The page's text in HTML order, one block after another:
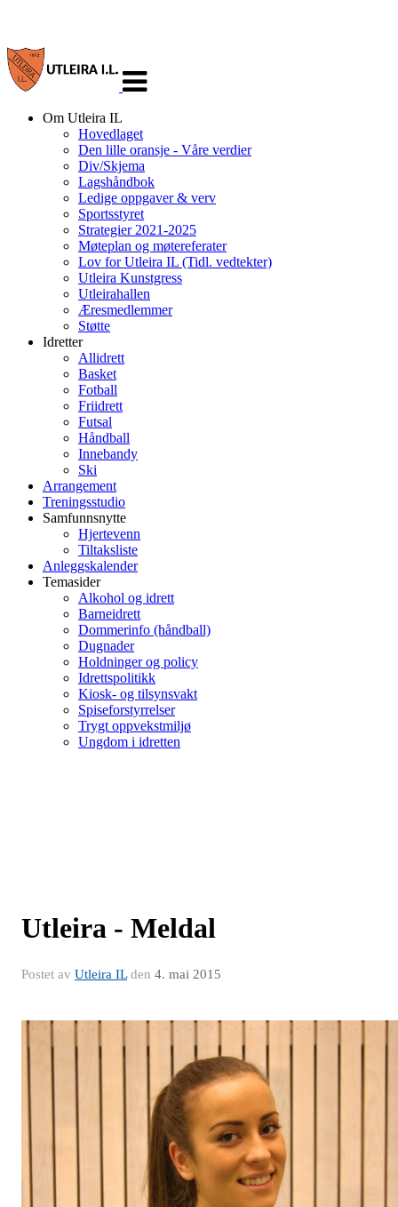
navigasjon
Om Utleira IL
Hovedlaget
Den lille oransje - Våre verdier
Div/Skjema
Lagshåndbok
Ledige oppgaver & verv
Sportsstyret
Strategier 2021-2025
Møteplan og møtereferater
Lov for Utleira IL (Tidl. vedtekter)
Utleira Kunstgress
Utleirahallen
Æresmedlemmer
Støtte
Idretter
Allidrett
Basket
Fotball
Friidrett
Futsal
Håndball
Innebandy
Ski
Arrangement
Treningsstudio
Samfunnsnytte
Hjertevenn
Tiltaksliste
Anleggskalender
Temasider
Alkohol og idrett
Barneidrett
Dommerinfo (håndball)
Dugnader
Holdninger og policy
Idrettspolitikk
Kiosk- og tilsynsvakt
Spiseforstyrrelser
Trygt oppvekstmiljø
Ungdom i idretten
Utleira - Meldal
Postet av Utleira ILden 4. mai 2015